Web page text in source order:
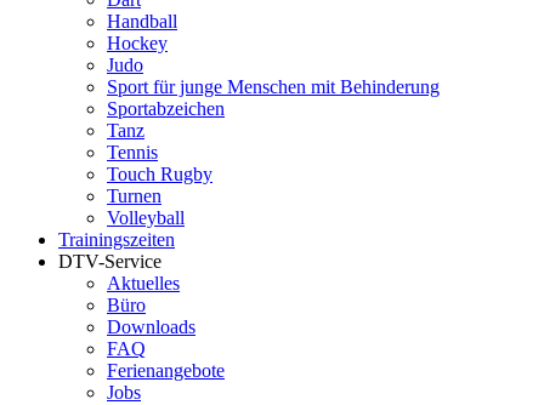
Handball
Hockey
Judo
Sport für junge Menschen mit Behinderung
Sportabzeichen
Tanz
Tennis
Touch Rugby
Turnen
Volleyball
Trainingszeiten
DTV-Service
Aktuelles
Büro
Downloads
FAQ
Ferienangebote
Jobs